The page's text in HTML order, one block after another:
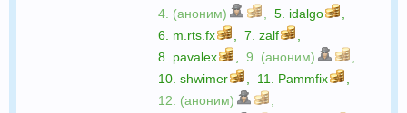
4. (аноним)
5. idalgo
6. m.rts.fx 7. zalf
8. pavalex 9. (аноним)
10. shwimer 11. Pammfix
12. (аноним)